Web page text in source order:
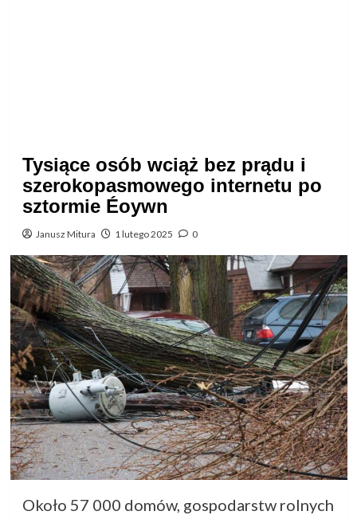
Tysiące osób wciąż bez prądu i
szerokopasmowego internetu po
sztormie Éoywn
Janusz Mitura 1 lutego 2025 0
Około 57 000 domów, gospodarstw rolnych